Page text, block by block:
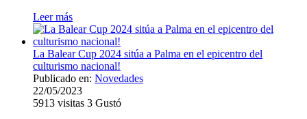
Leer más
La Balear Cup 2024 sitúa a Palma en el epicentro del
culturismo nacional!
Publicado en: Novedades
22/05/2023
5913 visitas 3 Gustó